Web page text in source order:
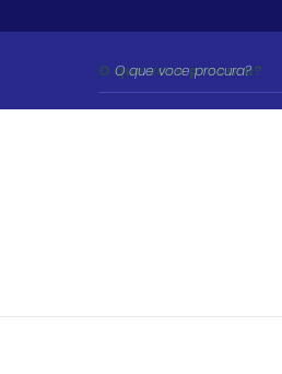
O que voce procura?